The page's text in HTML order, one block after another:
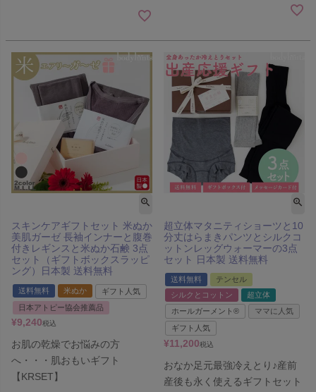
スキンケアギフトセット 米ぬか
美肌ガーゼ 長袖インナーと腹巻
付きレギンスと米ぬか石鹸 3点
セット（ギフトボックスラッピ
ング）日本製 送料無料
送料無料 米ぬか
ギフト人気
日本アトピー協会推薦品
¥9,240税込
お肌の乾燥でお悩みの方
へ・・・肌おもいギフト
【KRSET】
超立体マタニティショーツと10
分丈はらまきパンツとシルクコ
ットンレッグウォーマーの3点
セット 日本製 送料無料
送料無料
テンセル
シルクとコットン
超立体
ホールガーメント®
ママに人気
ギフト人気
¥11,200税込
おなか足元最強冷えとり♪産前
産後も永く使えるギフトセット